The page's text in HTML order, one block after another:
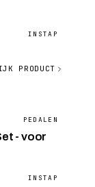
INSTAP
PRODUCT
PEDALEN
- voor
INSTAP